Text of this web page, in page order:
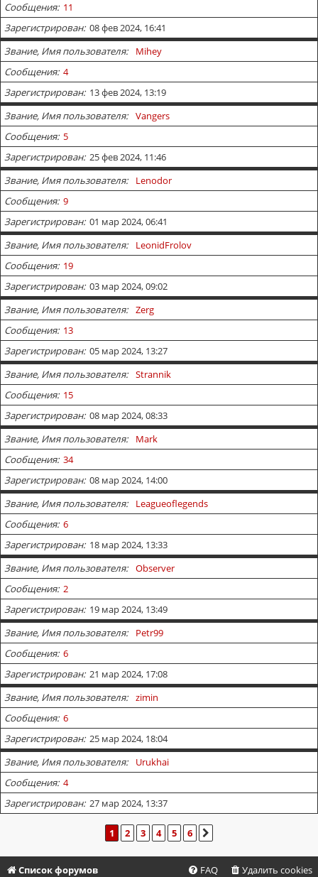
Сообщения 11
Зарегистрирован 08 фев 2024, 16:41
Звание, Имя пользователя
Mihey
Сообщения 4
Зарегистрирован 13 фев 2024, 13:19
Звание, Имя пользователя
Vangers
Сообщения 5
Зарегистрирован 25 фев 2024, 11:46
Звание, Имя пользователя
Lenodor
Сообщения 9
Зарегистрирован 01 мар 2024, 06:41
Звание, Имя пользователя
LeonidFrolov
Сообщения 19
Зарегистрирован 03 мар 2024, 09:02
Звание, Имя пользователя
Zerg
Сообщения 13
Зарегистрирован 05 мар 2024, 13:27
Звание, Имя пользователя
Strannik
Сообщения 15
Зарегистрирован 08 мар 2024, 08:33
Звание, Имя пользователя
Mark
Сообщения 34
Зарегистрирован 08 мар 2024, 14:00
Звание, Имя пользователя
Leagueoflegends
Сообщения 6
Зарегистрирован 18 мар 2024, 13:33
Звание, Имя пользователя
Observer
Сообщения 2
Зарегистрирован 19 мар 2024, 13:49
Звание, Имя пользователя
Petr99
Сообщения 6
Зарегистрирован 21 мар 2024, 17:08
Звание, Имя пользователя
zimin
Сообщения 6
Зарегистрирован 25 мар 2024, 18:04
Звание, Имя пользователя
Urukhai
Сообщения 4
Зарегистрирован 27 мар 2024, 13:37
1 2 3 4 5 6
Список форумов Удалить cookies
FAQ